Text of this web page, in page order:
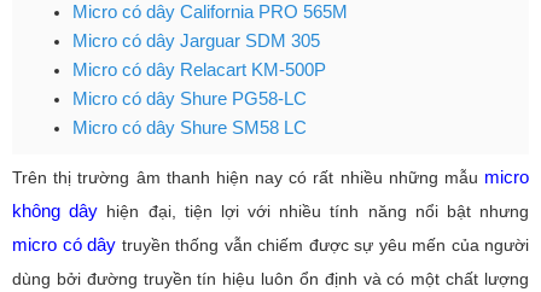
Micro có dây California PRO 565M
Micro có dây Jarguar SDM 305
Micro có dây Relacart KM-500P
Micro có dây Shure PG58-LC
Micro có dây Shure SM58 LC
Trên thị trường âm thanh hiện nay có rất nhiều những mẫu micro
không dây hiện đại, tiện lợi với nhiều tính năng nổi bật nhưng
micro có dây truyền thống vẫn chiếm được sự yêu mến của người
dùng bởi đường truyền tín hiệu luôn ổn định và có một chất lượng